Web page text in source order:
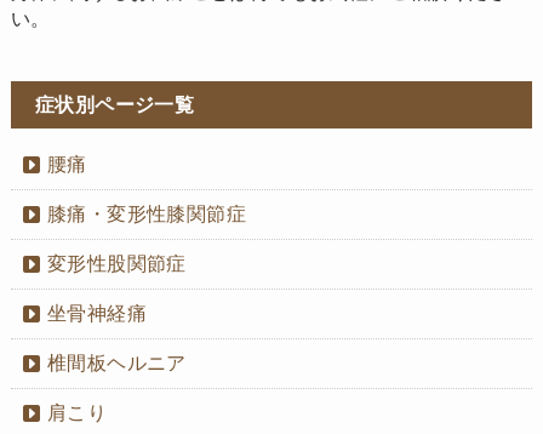
い。
症状別ページ一覧
腰痛
膝痛・変形性膝関節症
変形性股関節症
坐骨神経痛
椎間板ヘルニア
肩こり